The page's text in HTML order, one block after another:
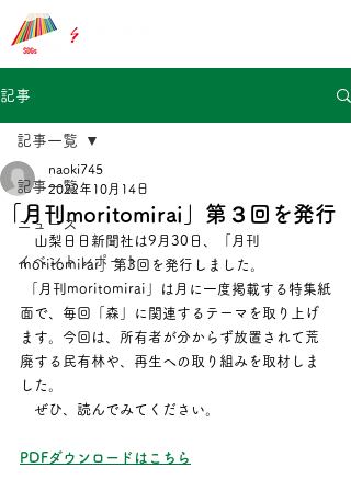
記事
記事一覧
ニュース
イベントレポート
記事一覧
「月刊moritomirai」第３回を発行
naoki745
2022年10月14日
山梨日日新聞社は9月30日、「月刊
moritomirai」第3回を発行しました。
面で、毎回「森」に関連するテーマを取り上げ
ます。今回は、所有者が分からず放置されて荒
廃する民有林や、再生への取り組みを取材しま
した。
ぜひ、読んでみてください。
PDFダウンロードはこちら